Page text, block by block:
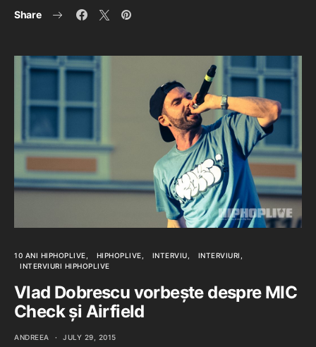
Share
10 ANI HIPHOPLIVE HIPHOPLIVE INTERVIU
INTERVIURI
INTERVIURI HIPHOPLIVE
Vlad Dobrescu vorbește despre MIC
Check și Airfield
ANDREEA JULY 29, 2015